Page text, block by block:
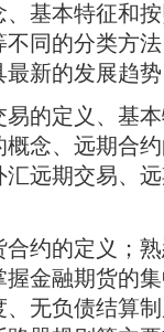
基本特征和按
同的分类方
新的发展趋
的定义、基本
念、远期合
远期交易、
约的定义；熟
金融期货的
无负债结算